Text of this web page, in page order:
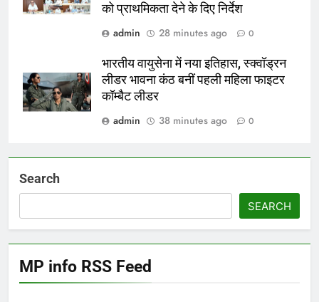
को प्राथमिकता देने के दिए निर्देश
admin
28 minutes ago 0
भारतीय वायुसेना में नया इतिहास, स्क्वॉड्रन
लीडर भावना कंठ बनीं पहली महिला फाइटर
कॉम्बैट लीडर
admin
38 minutes ago 0
Search
SEARCH
MP info RSS Feed